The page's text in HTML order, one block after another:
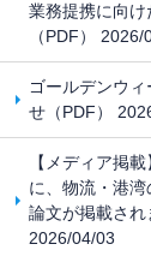
業務提携に向
（PDF） 2026/
ゴールデンウ
せ（PDF）
【メディア掲
に、物流・港
論文が掲載され
2026/04/03